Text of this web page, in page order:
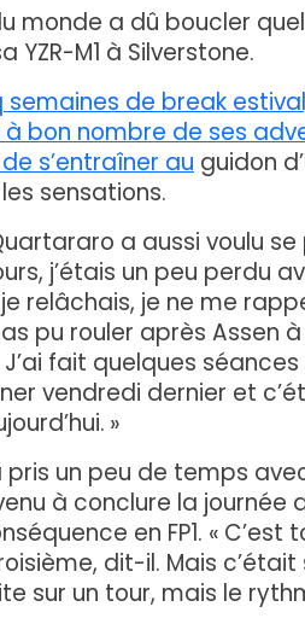
monde a dû boucler
YZR-M1 à Silverstone.
semaines de break
bon nombre de ses
s’entraîner au guidon
sensations.
a aussi voulu
j’étais un peu perdu
relâchais, je ne me
pu rouler après Assen
fait quelques
vendredi dernier et
»
pris un peu de temps
à conclure la journée
en FP1. «
dit-il. Mais
sur un tour, mais le